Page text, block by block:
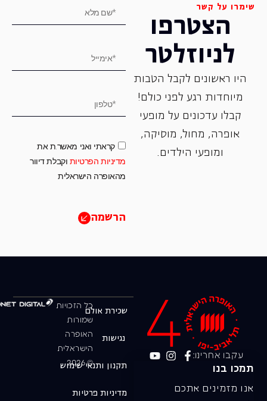
שימרו על קשר
הצטרפו
לניוזלטר
היו ראשונים לקבל הטבות
מיוחדות רגע לפני כולם!
קבלו עדכונים על מופעי
אופרה, ‏מחול, ‏מוסיקה,
ומופעי הילדים.
קראתי ואני מאשר.ת את
מדיניות הפרטיות וקבלת דיוור
מהאופרה הישראלית
הרשמה
עקבו אחרינו:
תמכו בנו
אנו מזמינים אתכם
כל הזכויות
שמורות
האופרה
הישראלית
© 2026
שכירת אולם
נגישות
תקנון ותנאי שימוש
מדיניות פרטיות